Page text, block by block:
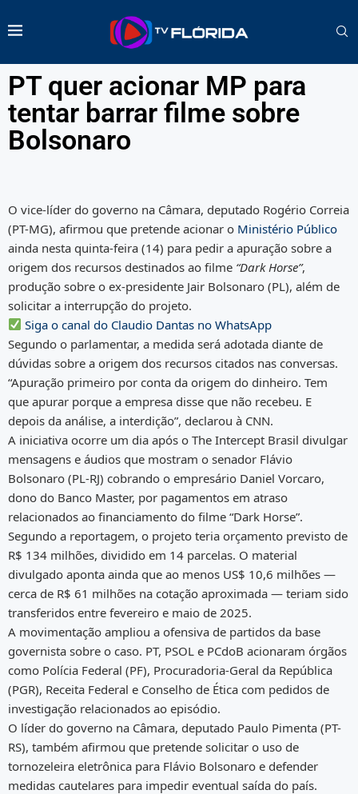
PT quer acionar MP para
tentar barrar filme sobre
Bolsonaro
O vice-líder do governo na Câmara, deputado Rogério Correia
(PT-MG), afirmou que pretende acionar o Ministério Público
ainda nesta quinta-feira (14) para pedir a apuração sobre a
origem dos recursos destinados ao filme “Dark Horse”,
produção sobre o ex-presidente Jair Bolsonaro (PL), além de
solicitar a interrupção do projeto.
Siga o canal do Claudio Dantas no WhatsApp
Segundo o parlamentar, a medida será adotada diante de
dúvidas sobre a origem dos recursos citados nas conversas.
“Apuração primeiro por conta da origem do dinheiro. Tem
que apurar porque a empresa disse que não recebeu. E
depois da análise, a interdição”, declarou à CNN.
A iniciativa ocorre um dia após o The Intercept Brasil divulgar
mensagens e áudios que mostram o senador Flávio
Bolsonaro (PL-RJ) cobrando o empresário Daniel Vorcaro,
dono do Banco Master, por pagamentos em atraso
relacionados ao financiamento do filme “Dark Horse”.
Segundo a reportagem, o projeto teria orçamento previsto de
R$ 134 milhões, dividido em 14 parcelas. O material
divulgado aponta ainda que ao menos US$ 10,6 milhões —
cerca de R$ 61 milhões na cotação aproximada — teriam sido
transferidos entre fevereiro e maio de 2025.
A movimentação ampliou a ofensiva de partidos da base
governista sobre o caso. PT, PSOL e PCdoB acionaram órgãos
como Polícia Federal (PF), Procuradoria-Geral da República
(PGR), Receita Federal e Conselho de Ética com pedidos de
investigação relacionados ao episódio.
O líder do governo na Câmara, deputado Paulo Pimenta (PT-
RS), também afirmou que pretende solicitar o uso de
tornozeleira eletrônica para Flávio Bolsonaro e defender
medidas cautelares para impedir eventual saída do país.